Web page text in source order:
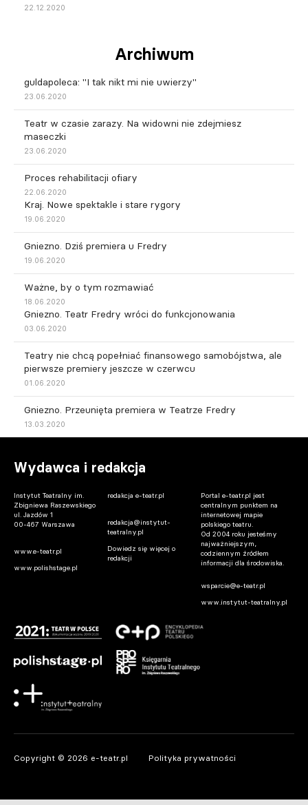
22.12.2020
Archiwum
guldapoleca: "I tak nikt mi nie uwierzy"
23.06.2020
Teatr w czasie zarazy. Na widowni nie zdejmiesz
maseczki
23.06.2020
Proces rehabilitacji ofiary
22.06.2020
Kraj. Nowe spektakle i stare rygory
19.06.2020
Gniezno. Dziś premiera u Fredry
19.06.2020
Ważne, by o tym rozmawiać
18.06.2020
Gniezno. Teatr Fredry wróci do funkcjonowania
03.06.2020
Teatry nie chcą popełniać finansowego samobójstwa, ale
pierwsze premiery jeszcze w czerwcu
01.06.2020
Gniezno. Przeunięta premiera w Teatrze Fredry
13.03.2020
Wydawca i redakcja
Instytut Teatralny im.
Zbigniewa Raszewskiego
ul. Jazdów 1
00-467 Warszawa
www.e-teatr.pl
www.polishstage.pl
redakcja e-teatr.pl
redakcja@instytut-
teatralny.pl
Dowiedz się więcej o
redakcji
Portal e-teatr.pl jest
centralnym punktem na
internetowej mapie
polskiego teatru.
Od 2004 roku jesteśmy
najważniejszym,
codziennym źródłem
informacji dla środowiska.
wsparcie@e-teatr.pl
www.instytut-teatralny.pl
Copyright © 2026 e-teatr.pl Polityka prywatności